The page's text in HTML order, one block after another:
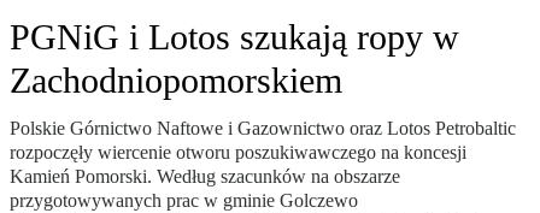
PGNiG i Lotos szukają ropy w
Zachodniopomorskiem
Polskie Górnictwo Naftowe i Gazownictwo oraz Lotos Petrobaltic
rozpoczęły wiercenie otworu poszukiwawczego na koncesji
Kamień Pomorski. Według szacunków na obszarze
przygotowywanych prac w gminie Golczewo